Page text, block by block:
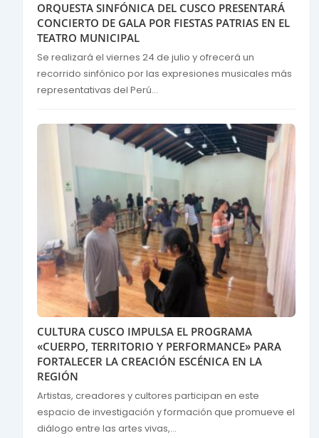
ORQUESTA SINFÓNICA DEL CUSCO PRESENTARÁ
CONCIERTO DE GALA POR FIESTAS PATRIAS EN EL
TEATRO MUNICIPAL
Se realizará el viernes 24 de julio y ofrecerá un
recorrido sinfónico por las expresiones musicales más
representativas del Perú...
CULTURA CUSCO IMPULSA EL PROGRAMA
«CUERPO, TERRITORIO Y PERFORMANCE» PARA
FORTALECER LA CREACIÓN ESCÉNICA EN LA
REGIÓN
Artistas, creadores y cultores participan en este
espacio de investigación y formación que promueve el
diálogo entre las artes vivas,...